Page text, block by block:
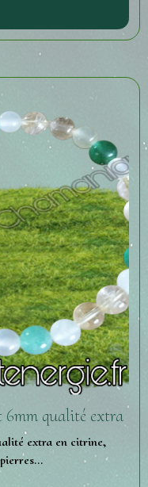
6mm qualité extra
extra en citrine,